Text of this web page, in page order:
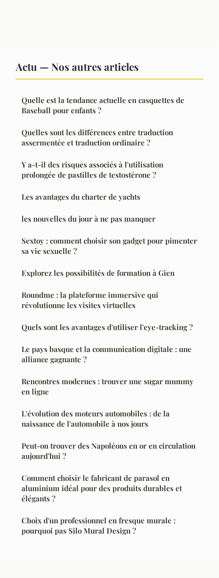
Actu — Nos autres articles
Quelle est la tendance actuelle en casquettes de
Baseball pour enfants ?
Quelles sont les différences entre traduction
assermentée et traduction ordinaire ?
Y a-t-il des risques associés à l'utilisation
prolongée de pastilles de testostérone ?
Les avantages du charter de yachts
les nouvelles du jour à ne pas manquer
Sextoy : comment choisir son gadget pour pimenter
sa vie sexuelle ?
Explorez les possibilités de formation à Gien
Roundme : la plateforme immersive qui
révolutionne les visites virtuelles
Quels sont les avantages d'utiliser l'eye-tracking ?
Le pays basque et la communication digitale : une
alliance gagnante ?
Rencontres modernes : trouver une sugar mummy
en ligne
L'évolution des moteurs automobiles : de la
naissance de l'automobile à nos jours
Peut-on trouver des Napoléons en or en circulation
aujourd'hui ?
Comment choisir le fabricant de parasol en
aluminium idéal pour des produits durables et
élégants ?
Choix d'un professionnel en fresque murale :
pourquoi pas Silo Mural Design ?